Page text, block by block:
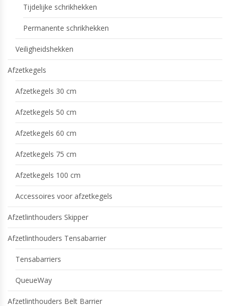
Tijdelijke schrikhekken
Permanente schrikhekken
Veiligheidshekken
Afzetkegels
Afzetkegels 30 cm
Afzetkegels 50 cm
Afzetkegels 60 cm
Afzetkegels 75 cm
Afzetkegels 100 cm
Accessoires voor afzetkegels
Afzetlinthouders Skipper
Afzetlinthouders Tensabarrier
Tensabarriers
QueueWay
Afzetlinthouders Belt Barrier